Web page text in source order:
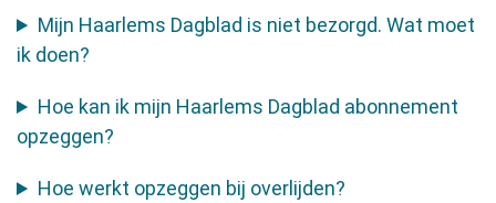
Mijn Haarlems Dagblad is niet bezorgd. Wat moet
ik doen?
Hoe kan ik mijn Haarlems Dagblad abonnement
opzeggen?
Hoe werkt opzeggen bij overlijden?